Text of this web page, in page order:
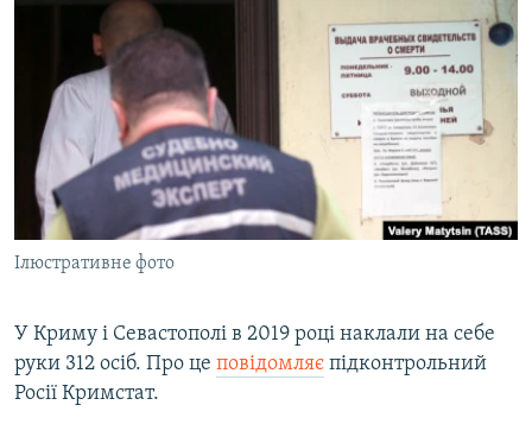
ІНТЕРВ'Ю
ВСЕ ЗА ДЕНЬ
СПЕЦПРОЕКТИ
ДЕПОРТАЦІЯ
ВІДЕОУРОКИ «ELIFBE»
СВІДЧЕННЯ ОКУПАЦІЇ
УКРАЇНСЬКА ПРОБЛЕМА КРИМУ
ЯК ОБІЙТИ БЛОКУВАННЯ
Русский
Qırımtatar
Ілюстративне фото
У Криму і Севастополі в 2019 році наклали на себе
руки 312 осіб. Про це повідомляє підконтрольний
Росії Кримстат.